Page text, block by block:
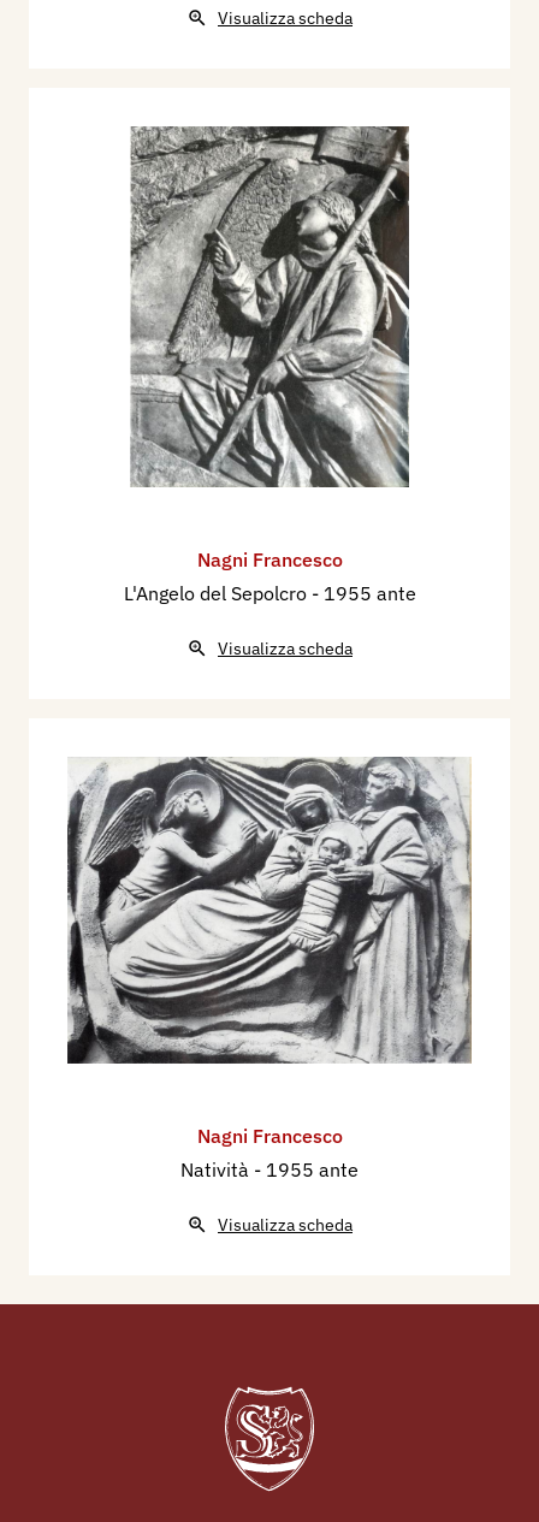
Visualizza scheda
Nagni Francesco
L'Angelo del Sepolcro - 1955 ante
Visualizza scheda
Nagni Francesco
Natività - 1955 ante
Visualizza scheda